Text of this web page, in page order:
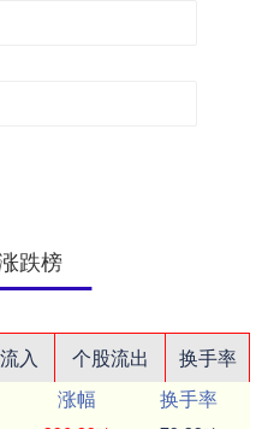
跌榜
入 个股流出
换手率
涨幅
换手率